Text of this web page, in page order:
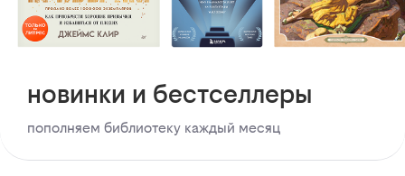
новинки и бестселлеры
пополняем библиотеку каждый месяц